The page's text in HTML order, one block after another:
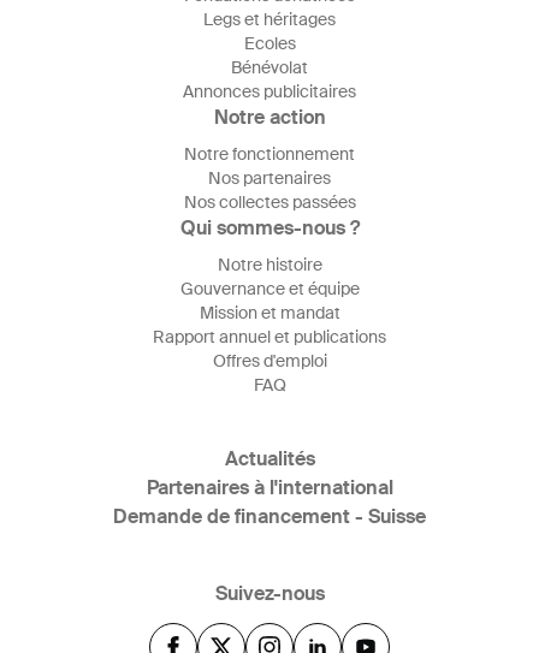
Legs et héritages
Ecoles
Bénévolat
Annonces publicitaires
Notre action
Notre fonctionnement
Nos partenaires
Nos collectes passées
Qui sommes-nous ?
Notre histoire
Gouvernance et équipe
Mission et mandat
Rapport annuel et publications
Offres d'emploi
FAQ
Actualités
Partenaires à l'international
Demande de financement - Suisse
Suivez-nous